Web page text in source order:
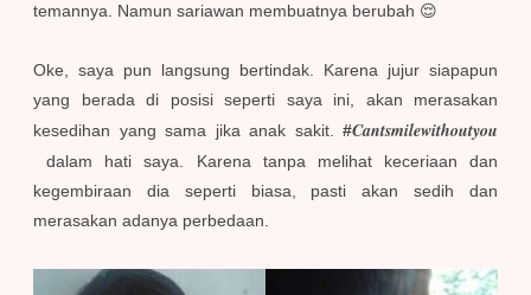
temannya. Namun sariawan membuatnya berubah 😌
Oke, saya pun langsung bertindak. Karena jujur siapapun
yang berada di posisi seperti saya ini, akan merasakan
kesedihan yang sama jika anak sakit. #Cantsmilewithoutyou
dalam hati saya. Karena tanpa melihat keceriaan dan
kegembiraan dia seperti biasa, pasti akan sedih dan
merasakan adanya perbedaan.